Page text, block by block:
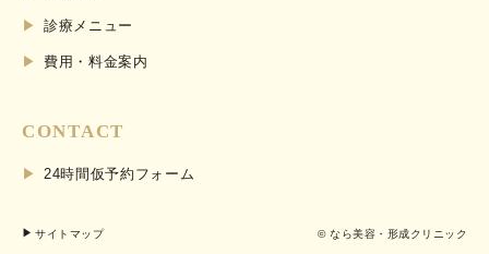
診療メニュー
費用・料金案内
CONTACT
24時間仮予約フォーム
サイトマップ © なら美容・形成クリニック